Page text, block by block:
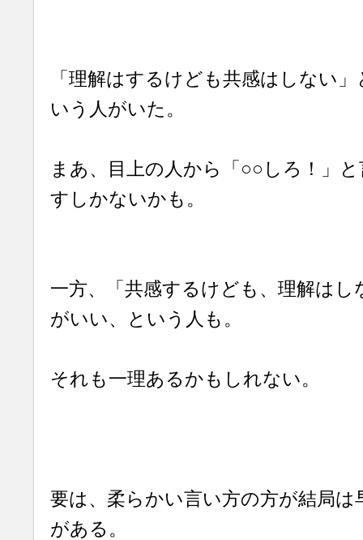
「理解はするけども共感はしない
いう人がいた。
まあ、目上の人から「○○しろ！」
すしかないかも。
一方、「共感するけども、理解は
がいい、という人も。
それも一理あるかもしれない。
要は、柔らかい言い方の方が結局は
がある。